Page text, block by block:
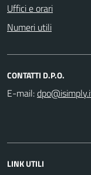
Uffici e orari
Numeri utili
CONTATTI D.P.O.
E-mail:
LINK UTILI